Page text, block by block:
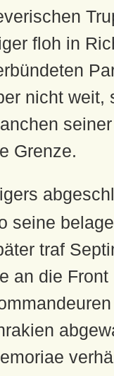
floh in
nicht weit,
Grenze.
seine
traf
an die